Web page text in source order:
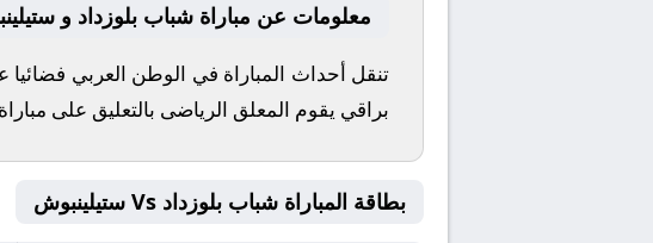
معلومات عن مباراة شباب بلوزداد و ستيلينبوش
براقي يقوم المعلق الرياضى بالتعليق على
بطاقة المباراة شباب بلوزداد Vs ستيلينبوش